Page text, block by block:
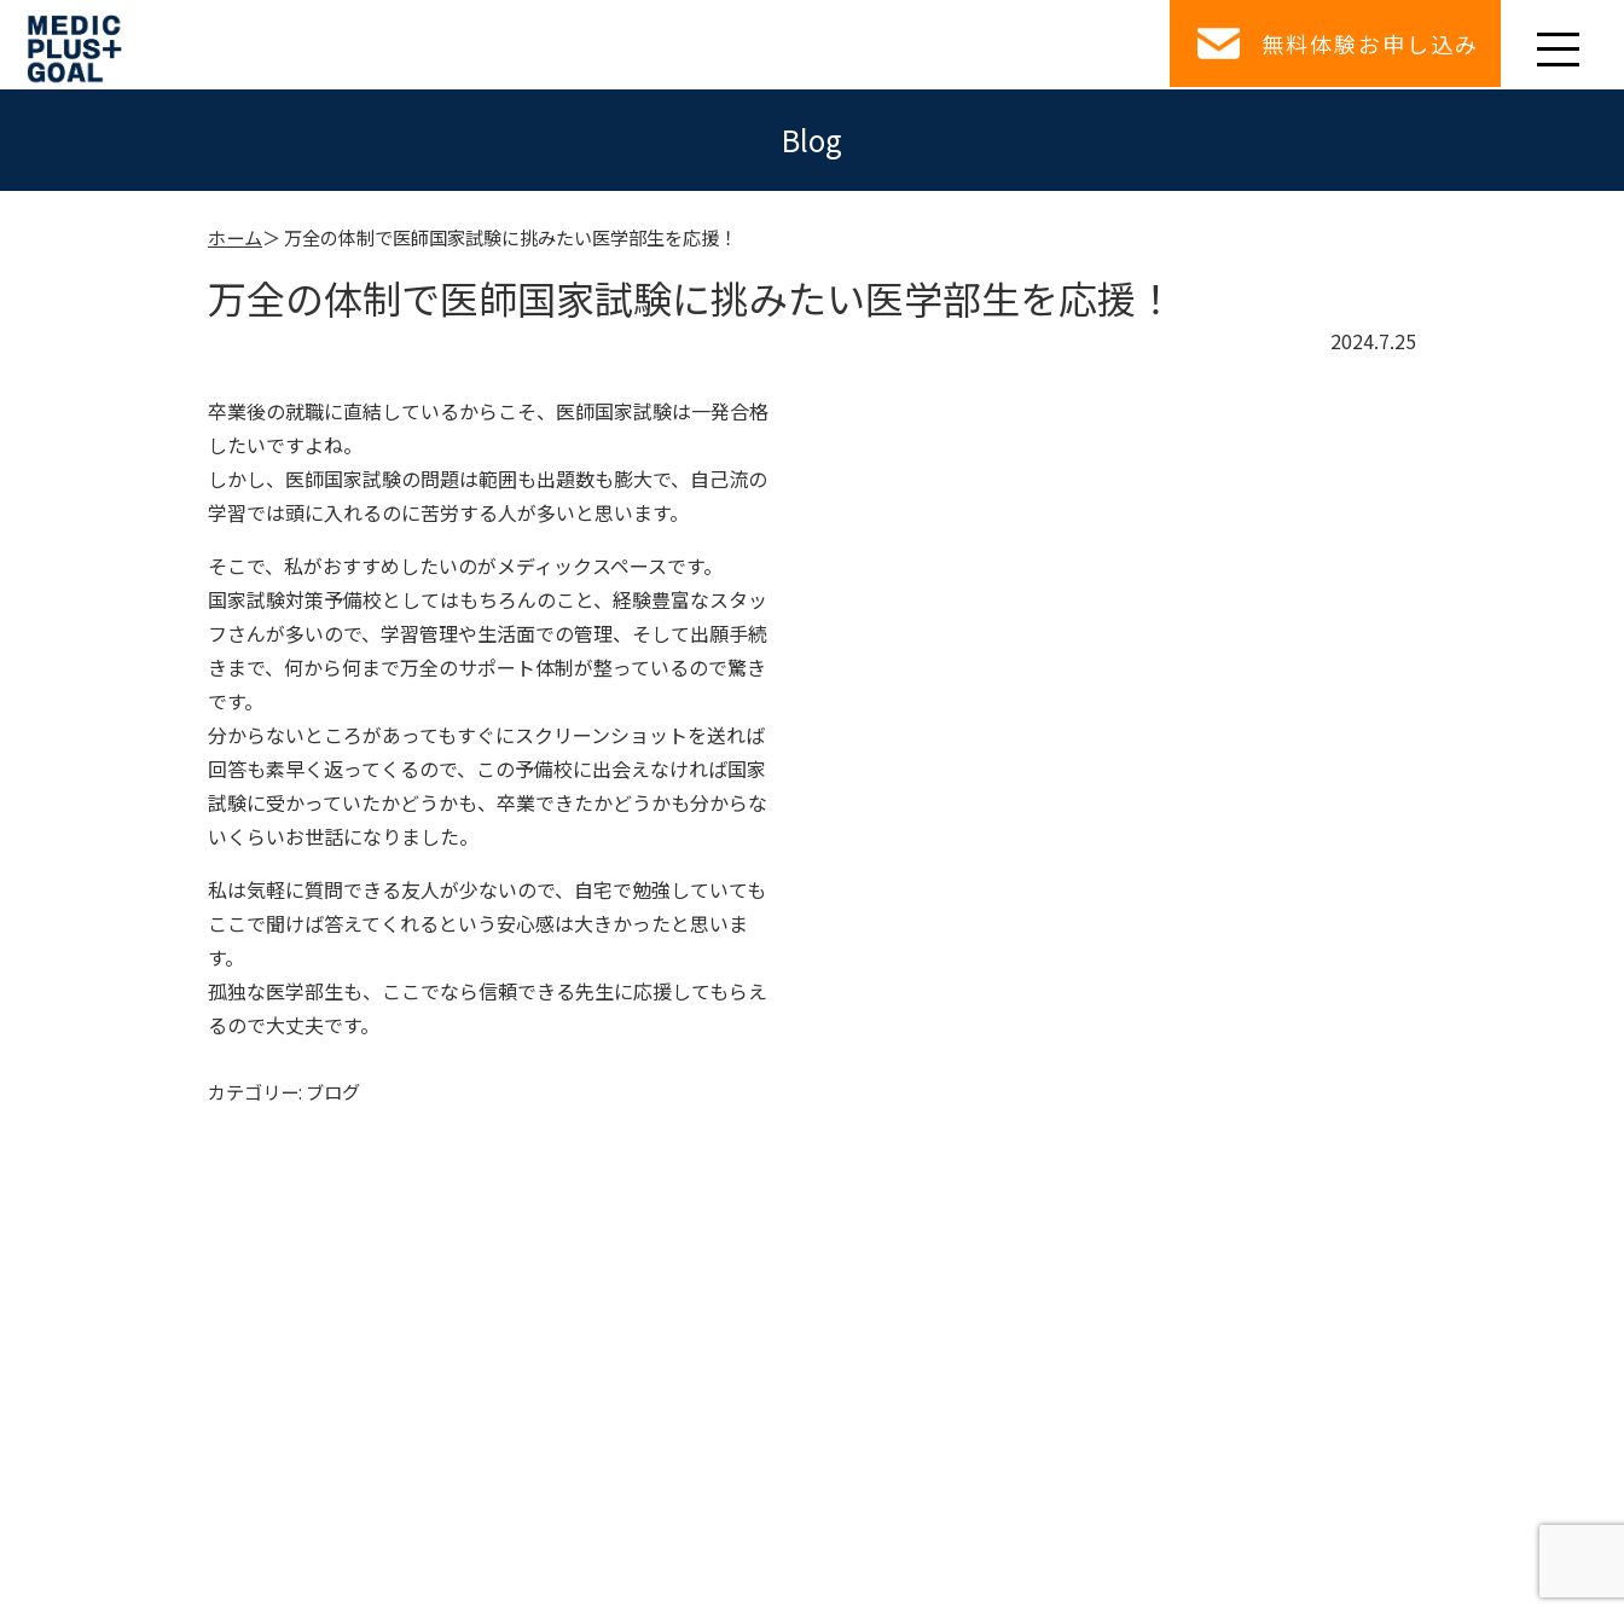
無料体験お申し込み
Blog
ホーム 万全の体制で医師国家試験に挑みたい医学部生を応援！
万全の体制で医師国家試験に挑みたい医学部生を応援！
2024.7.25
卒業後の就職に直結しているからこそ、医師国家試験は一発合格
したいですよね。
しかし、医師国家試験の問題は範囲も出題数も膨大で、自己流の
学習では頭に入れるのに苦労する人が多いと思います。
そこで、私がおすすめしたいのがメディックスペースです。
国家試験対策予備校としてはもちろんのこと、経験豊富なスタッ
フさんが多いので、学習管理や生活面での管理、そして出願手続
きまで、何から何まで万全のサポート体制が整っているので驚き
です。
分からないところがあってもすぐにスクリーンショットを送れば
回答も素早く返ってくるので、この予備校に出会えなければ国家
試験に受かっていたかどうかも、卒業できたかどうかも分からな
いくらいお世話になりました。
私は気軽に質問できる友人が少ないので、自宅で勉強していても
ここで聞けば答えてくれるという安心感は大きかったと思いま
す。
孤独な医学部生も、ここでなら信頼できる先生に応援してもらえ
るので大丈夫です。
カテゴリー: ブログ